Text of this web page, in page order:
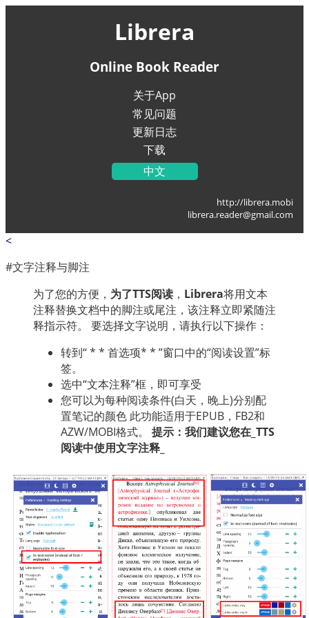
Librera
Online Book Reader
关于App
常见问题
更新日志
下载
中文
Español
العربية
http://librera.mobi
librera.reader@gmail.com
<
#文字注释与脚注
为了您的方便， 为了TTS阅读 ， Librera将用文本
注释替换文档中的脚注或尾注，该注释立即紧随注
释指示符。 要选择文字说明，请执行以下操作：
转到“ * * 首选项* * ”窗口中的“阅读设置”标
签。
选中“文本注释”框，即可享受
您可以为每种阅读条件(白天，晚上)分别配
置笔记的颜色 此功能适用于EPUB，FB2和
AZW/MOBI格式。 提示：我们建议您在_TTS
阅读中使用文字注释_